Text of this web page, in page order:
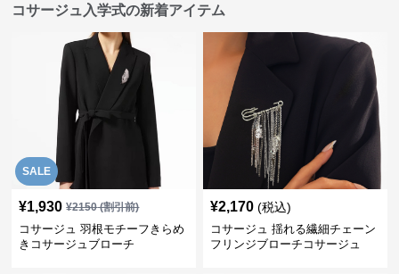
コサージュ入学式の新着アイテム
SALE
¥1,930 ¥2150(割引前)
コサージュ 羽根モチーフきらめ
きコサージュブローチ
¥2,170 (税込)
コサージュ 揺れる繊細チェーン
フリンジブローチコサージュ